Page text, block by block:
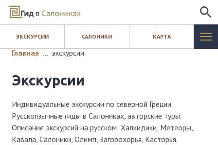
ИСКАТЬ
ЭКСКУРСИИ САЛОНИКИ КАРТА
САЛОНИКИ
ЭКСКУРСИИ
КАРТА
ШОПИНГ
Главная … экскурсии
экскурсии
Индивидуальные экскурсии по северной Греции.
Русскоязычные гиды в Салониках, авторские туры.
Описание экскурсий на русском: Халкидики, Метеоры,
Кавала, Салоники, Олимп, Загорохорья, Касторья.